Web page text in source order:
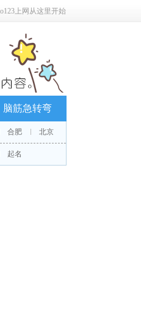
上网从这里开始
脑筋急转弯
合肥 北京
起名